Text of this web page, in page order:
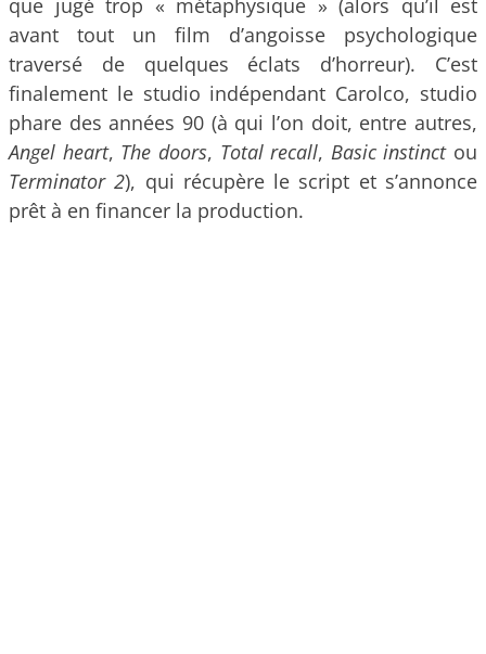
que jugé trop « métaphysique » (alors qu’il est
avant tout un film d’angoisse psychologique
traversé de quelques éclats d’horreur). C’est
finalement le studio indépendant Carolco, studio
phare des années 90 (à qui l’on doit, entre autres,
Angel heart, The doors, Total recall, Basic instinctou
Terminator 2), qui récupère le script et s’annonce
prêt à en financer la production.